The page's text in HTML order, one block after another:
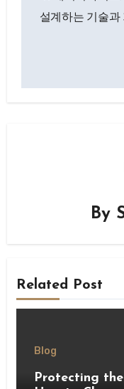
설계하는 기술과
By
Related Post
Blog
Protecting